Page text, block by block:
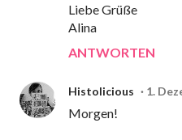
Liebe Grüße
Alina
ANTWORTEN
Histolicious 1.
Morgen!